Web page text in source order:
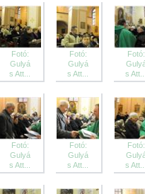
Fotó:
Gulyá
s Att...
Fotó:
Gulyá
s Att...
Fotó:
s
Fotó:
Gulyá
s Att...
Fotó:
Gulyá
s Att...
Fotó:
s